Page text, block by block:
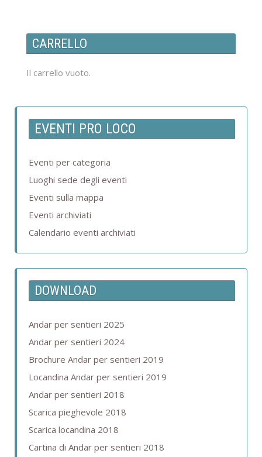
CARRELLO
Il carrello vuoto.
EVENTI PRO LOCO
Eventi per categoria
Luoghi sede degli eventi
Eventi sulla mappa
Eventi archiviati
Calendario eventi archiviati
DOWNLOAD
Andar per sentieri 2025
Andar per sentieri 2024
Brochure Andar per sentieri 2019
Locandina Andar per sentieri 2019
Andar per sentieri 2018
Scarica pieghevole 2018
Scarica locandina 2018
Cartina di Andar per sentieri 2018